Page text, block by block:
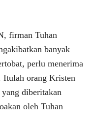
firman Tuhan
banyak
perlu menerima
Itulah orang Kristen
diberitakan
oleh Tuhan